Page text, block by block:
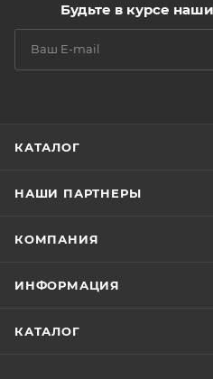
Будьте в курсе
КАТАЛОГ
НАШИ ПАРТНЕРЫ
КОМПАНИЯ
ИНФОРМАЦИЯ
КАТАЛОГ